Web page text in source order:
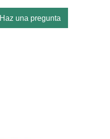
Haz una pregunta